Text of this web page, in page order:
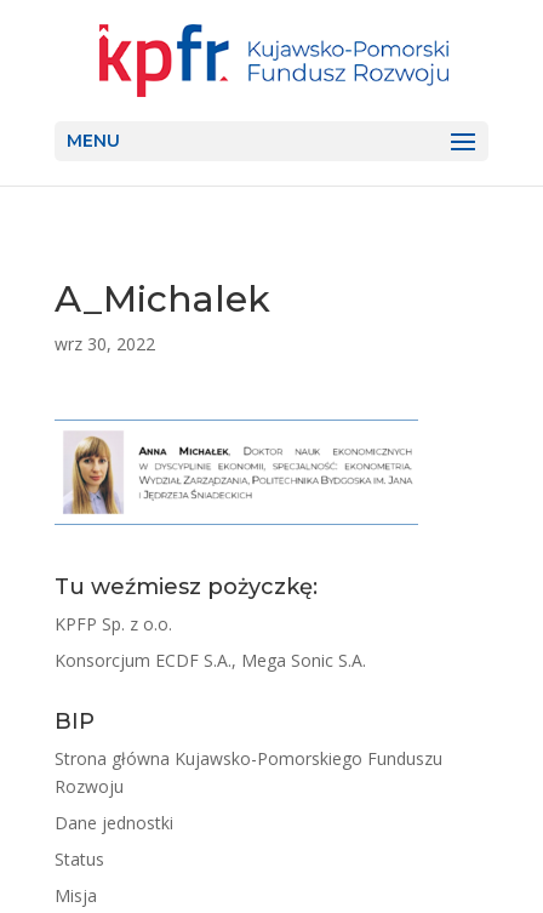
MENU
A_Michalek
wrz 30, 2022
Tu weźmiesz pożyczkę:
KPFP Sp. z o.o.
Konsorcjum ECDF S.A., Mega Sonic S.A.
BIP
Strona główna Kujawsko-Pomorskiego Funduszu
Rozwoju
Dane jednostki
Status
Misja